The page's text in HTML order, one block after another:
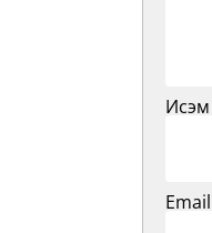
Исэм
Email